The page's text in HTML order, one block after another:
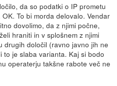
da so podatki o IP prometu
To bi morda delovalo. Vendar
dovolimo, da z njimi počne,
hraniti in v splošnem z njimi
drugih določil (ravno javno jih ne
to je slaba varianta. Kaj si bodo
operaterju takšne rabote več ne